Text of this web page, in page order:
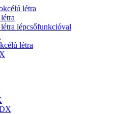
létra
lépcsőfunkcióval
létra